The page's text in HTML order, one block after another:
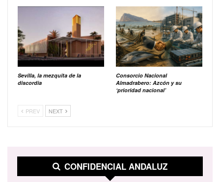
Sevilla, la mezquita de la
discordia
Consorcio Nacional
Almadrabero: Azcón y su
‘prioridad nacional’
PREV NEXT
CONFIDENCIAL ANDALUZ